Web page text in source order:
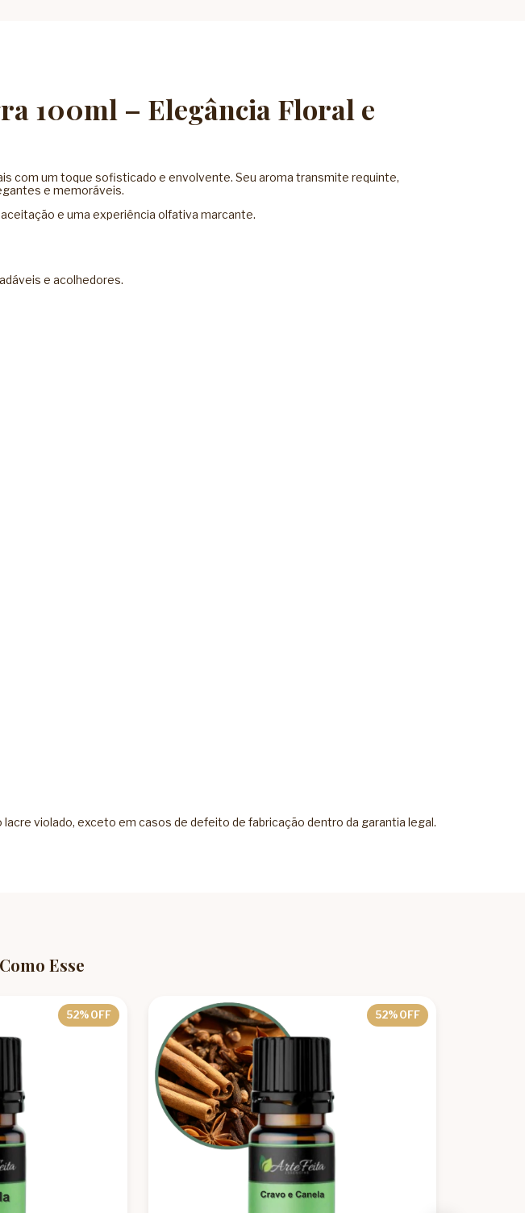
100ml – Elegância Floral e
com um toque sofisticado e envolvente. Seu aroma transmite requinte,
e memoráveis.
e uma experiência olfativa marcante.
e acolhedores.
violado, exceto em casos de defeito de fabricação dentro da garantia legal.
Esse
52% OFF 52% OFF